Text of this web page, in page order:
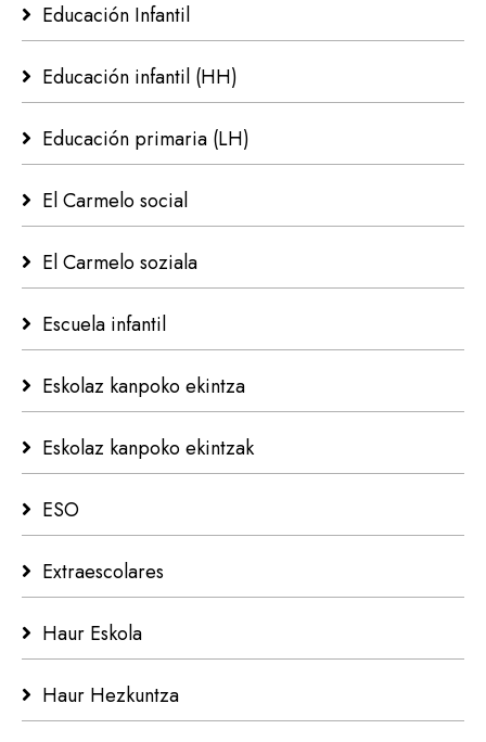
Educación Infantil
Educación infantil (HH)
Educación primaria (LH)
El Carmelo social
El Carmelo soziala
Escuela infantil
Eskolaz kanpoko ekintza
Eskolaz kanpoko ekintzak
ESO
Extraescolares
Haur Eskola
Haur Hezkuntza